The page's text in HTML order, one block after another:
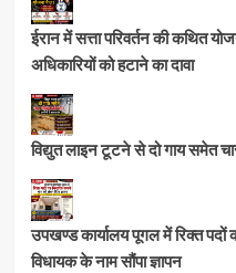
ईरान में सत्ता परिवर्तन की कथित
अधिकारियों को हटाने का दावा
विद्युत लाइन टूटने से दो गाय समेत
उपखण्ड कार्यालय पूगल में रिक्त
विधायक के नाम सौंपा ज्ञापन